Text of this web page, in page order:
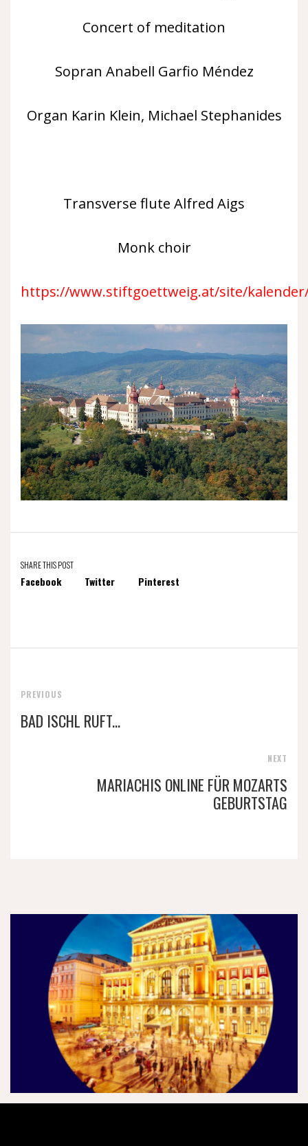
Concert of meditation
Sopran Anabell Garfio Méndez
Organ Karin Klein, Michael Stephanides
Transverse flute Alfred Aigs
Monk choir
https://www.stiftgoettweig.at/site/
SHARE THIS POST
Facebook Twitter Pinterest
PREVIOUS
BAD ISCHL RUFT...
NEXT
MARIACHIS ONLINE FÜR MOZARTS
GEBURTSTAG